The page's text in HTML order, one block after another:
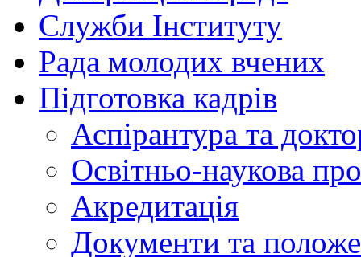
Служби Інституту
Рада молодих вчених
Підготовка кадрів
Аспірантура та
Освітньо-наукова
Акредитація
Документи та